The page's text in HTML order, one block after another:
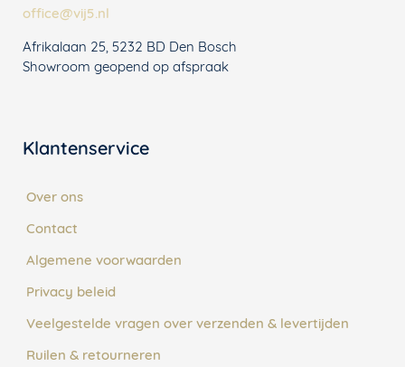
office@vij5.nl
Afrikalaan 25, 5232 BD Den Bosch
Showroom geopend op afspraak
Klantenservice
Over ons
Contact
Algemene voorwaarden
Privacy beleid
Veelgestelde vragen over verzenden & levertijden
Ruilen & retourneren